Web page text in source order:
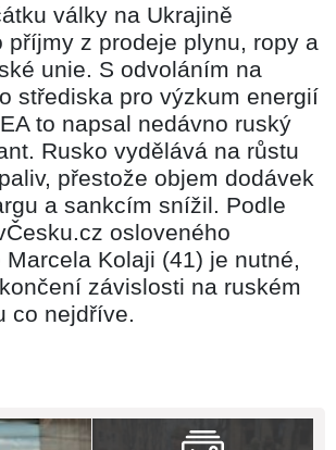
války na Ukrajině
příjmy z prodeje plynu, ropy a
unie. S odvoláním na
střediska pro výzkum energií
to napsal nedávno ruský
Rusko vydělává na růstu
přestože objem dodávek
a sankcím snížil. Podle
osloveného
Kolaji (41) je nutné,
závislosti na ruském
co nejdříve.